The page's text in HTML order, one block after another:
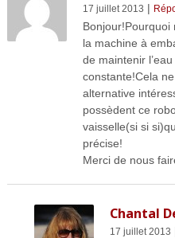
17 juillet 2013 |
Bonjour!Pourquoi
la machine à
de maintenir
constante!Cela
alternative
possèdent ce
vaisselle(si si
précise!
Merci de nous
Chantal
17 juillet 2013